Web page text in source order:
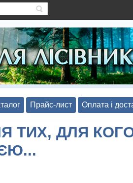
Прайс-лист Оплата і
ТИХ, ДЛЯ